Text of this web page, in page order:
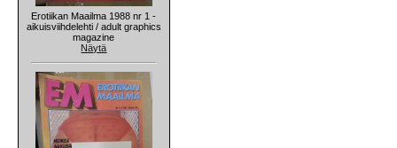
Erotiikan Maailma 1988 nr 1 -
aikuisviihdelehti / adult graphics
magazine
Näytä